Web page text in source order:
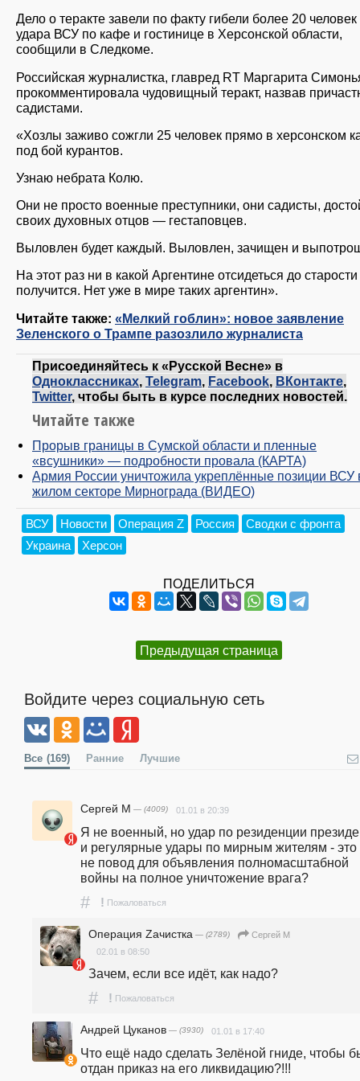
Дело о теракте завели по факту гибели более 20 человек
удара ВСУ по кафе и гостинице в Херсонской области,
сообщили в Следкоме.
Российская журналистка, главред RT Маргарита
прокомментировала чудовищный теракт, назвав
садистами.
«Хозлы заживо сожгли 25 человек прямо в херсонском
под бой курантов.
Узнаю небрата Колю.
Они не просто военные преступники, они садисты,
своих духовных отцов — гестаповцев.
Выловлен будет каждый. Выловлен, зачищен и
На этот раз ни в какой Аргентине отсидеться до
получится. Нет уже в мире таких аргентин».
Читайте также: «Мелкий гоблин»: новое заявление
Зеленского о Трампе разозлило журналиста
Присоединяйтесь к «Русской Весне» в
Одноклассниках, Telegram, Facebook, ВКонтакте,
Twitter, чтобы быть в курсе последних новостей.
Читайте также
Прорыв границы в Сумской области и пленные
«всушники» — подробности провала (КАРТА)
Армия России уничтожила укреплённые позиции ВСУ
жилом секторе Мирнограда (ВИДЕО)
ВСУ Новости Операция Z Россия
Сводки с фронта
Украина
Херсон
ПОДЕЛИТЬСЯ
Предыдущая страница
Войдите через социальную сеть
Все (169) Ранние Лучшие
Сергей М — (4009) 01.01 в 20:39
Я не военный, но удар по резиденции
и регулярные удары по мирным жителям - это
не повод для объявления полномасштабной
войны на полное уничтожение врага?
# ! Пожаловаться
Операция Zачистка — (2789)
Сергей М
02.01 в 08:50
Зачем, если все идёт, как надо?
# ! Пожаловаться
Андрей Цуканов — (3930) 01.01 в 17:40
Что ещё надо сделать Зелёной гниде, чтобы
отдан приказ на его ликвидацию?!!!